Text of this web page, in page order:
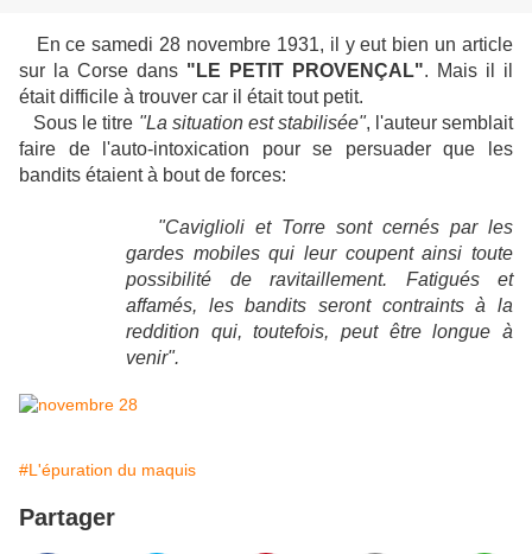
En ce samedi 28 novembre 1931, il y eut bien un article
sur la Corse dans "LE PETIT PROVENÇAL". Mais il il
était difficile à trouver car il était tout petit.
Sous le titre "La situation est stabilisée", l'auteur semblait
faire de l'auto-intoxication pour se persuader que les
bandits étaient à bout de forces:
"Caviglioli et Torre sont cernés par les
gardes mobiles qui leur coupent ainsi toute
possibilité de ravitaillement. Fatigués et
affamés, les bandits seront contraints à la
reddition qui, toutefois, peut être longue à
venir".
#L'épuration du maquis
Partager